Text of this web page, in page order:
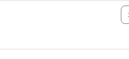
Калининград, Музей